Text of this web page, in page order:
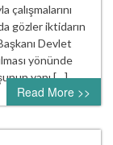
çalışmalarını
gözler iktidarın
Devlet
yönünde
yanı […]
Read More >>